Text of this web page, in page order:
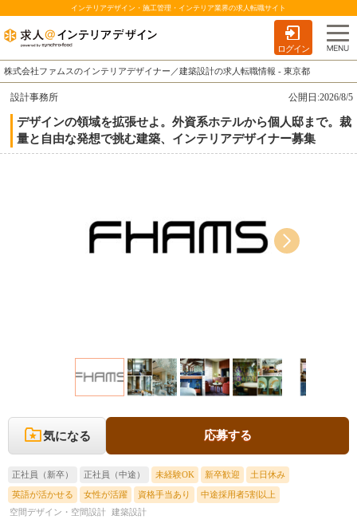
インテリアデザイン・施工管理・インテリア業界の求人転職サイト
ログイン
株式会社ファムスのインテリアデザイナー／建築設計の求人転職情報 - 東京都
設計事務所 公開日:2026/8/5
デザインの領域を拡張せよ。外資系ホテルから個人邸まで。裁
量と自由な発想で挑む建築、インテリアデザイナー募集
気になる 応募する
正社員（新卒） 正社員（中途） 未経験OK 新卒歓迎 土日休み
英語が活かせる 女性が活躍 資格手当あり
中途採用者5割以上
空間デザイン・空間設計 建築設計